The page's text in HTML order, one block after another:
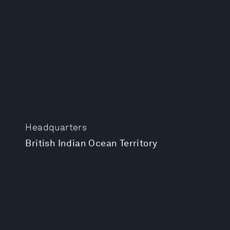
Headquarters
British Indian Ocean Territory